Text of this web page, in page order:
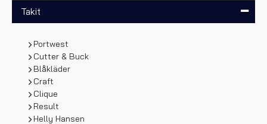
Takit
Portwest
Cutter & Buck
Blåkläder
Craft
Clique
Result
Helly Hansen